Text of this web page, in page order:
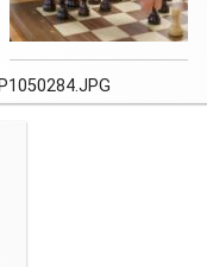
P1050284.JPG